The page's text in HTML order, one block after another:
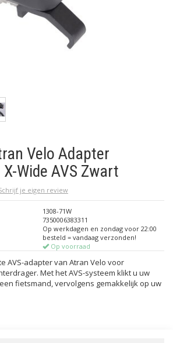
Velo Adapter
Wide AVS Zwart
je eigen review
1308-71W
7350006383311
Op werkdagen en zondag voor 22:00
besteld = vandaag verzonden!
Op voorraad
AVS-adapter van Atran Velo voor
Met het AVS-systeem klikt u uw
fietsmand, vervolgens gemakkelijk op uw